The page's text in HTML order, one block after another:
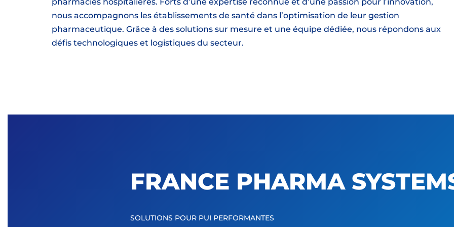
nous accompagnons les établissements de santé dans l’optimisation de leur gestion
pharmaceutique. Grâce à des solutions sur mesure et une équipe dédiée, nous répondons aux
défis technologiques et logistiques du secteur.
FRANCE PHARMA
SOLUTIONS POUR PUI PERFORMANTES